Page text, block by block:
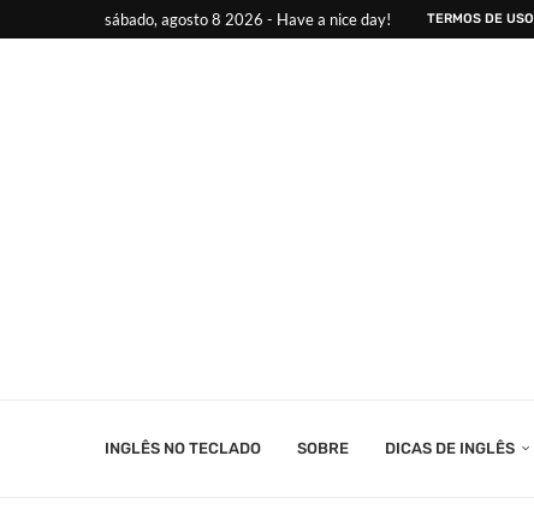
sábado, agosto 8 2026 - Have a nice day! TERMOS DE USO
INGLÊS NO TECLADO SOBRE DICAS DE INGLÊS